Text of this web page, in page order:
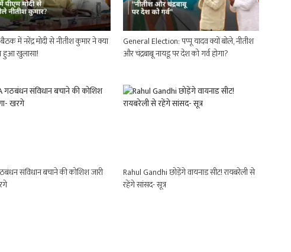
में नरेंद्र मोदी से नीतीश कुमार ने क्या
हुआ खुलासा!
General Election: पप्पू यादव क्यों बोले, नीतीश
और चंद्रबाबू नायडू पर देश को गर्व होगा?
संविधान बचाने की कोशिश जारी
Rahul Gandhi छोड़ेंगे वायनाड सीट! रायबरेली से
रहेंगे सांसद- सूत्र